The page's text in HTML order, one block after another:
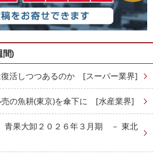
間)
復活しつつあるのか [スーパー業界]
売の魚耕(東京)を傘下に [水産業界]
青果大卸２０２６年３月期 － 東北